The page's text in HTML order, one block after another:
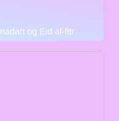
og Eid al-fitr